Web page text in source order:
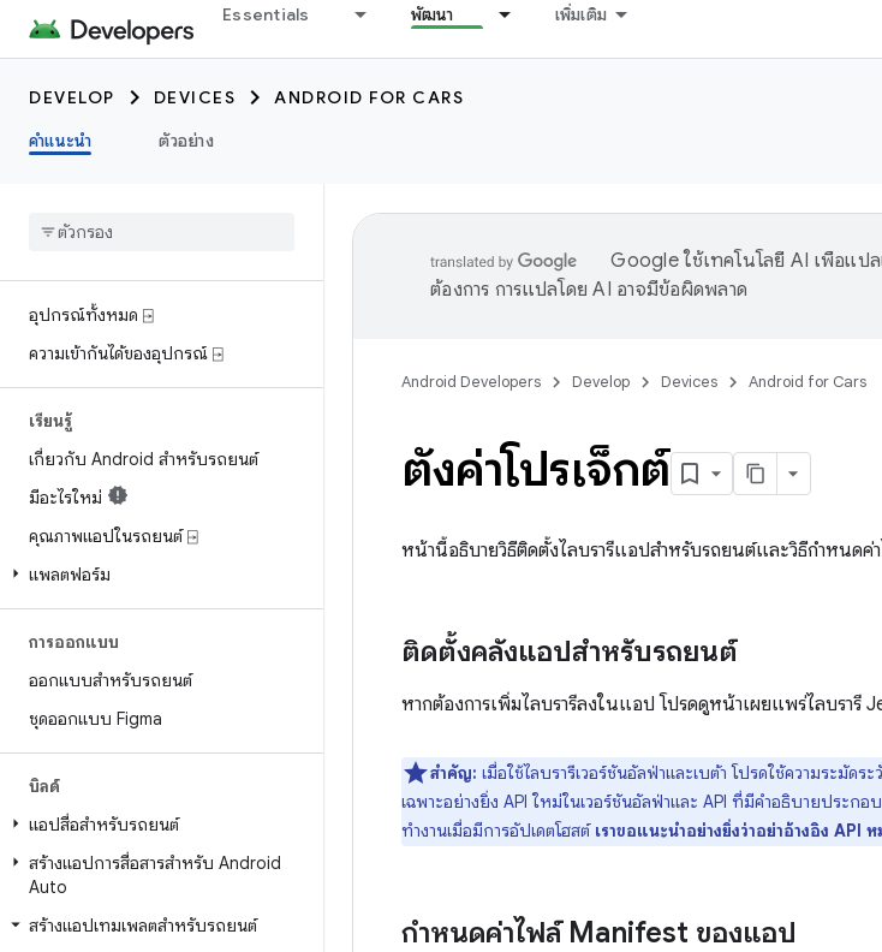
Essentials พัฒนา เพิ่มเติม
DEVELOP DEVICES
ANDROID FOR CARS
คำแนะนำ
ตัวอย่าง
อุปกรณ์ทั้งหมด ⍈
ความเข้ากันได้ของอุปกรณ์ ⍈
เรียนรู้
เกี่ยวกับ Android สำหรับรถยนต์
มีอะไรใหม่
คุณภาพแอปในรถยนต์ ⍈
แพลตฟอร์ม
การออกแบบ
ออกแบบสำหรับรถยนต์
ชุดออกแบบ Figma
บิลด์
แอปสื่อสำหรับรถยนต์
สร้างแอปการสื่อสารสำหรับ Android
Auto
สร้างแอปเทมเพลตสำหรับรถยนต์
Google ใช้เทคโนโลยี AI เพื่อแป
ต้องการ การแปลโดย AI อาจมีข้อผิดพลาด
Android Developers Develop Devices Android for Cars
ตั้งค่าโปรเจ็กต์
หน้านี้อธิบายวิธีติดตั้งไลบรารีแอปสำหรับรถยนต์และวิธีกำหนด
ติดตั้งคลังแอปสำหรับรถยนต์
หากต้องการเพิ่มไลบรารีลงในแอป โปรดดูหน้าเผยแพร่ไลบรารี
สำคัญ: เมื่อใช้ไลบรารีเวอร์ชันอัลฟ่าและเบต้า โปรดใช้ความระมัด
เฉพาะอย่างยิ่ง API ใหม่ในเวอร์ชันอัลฟ่าและ API ที่มีคำอธิบายประ
ทำงานเมื่อมีการอัปเดตโฮสต์ เราขอแนะนำอย่างยิ่งว่าอย่าอ้างอิง API
กำหนดค่าไฟล์ Manifest ของแอป